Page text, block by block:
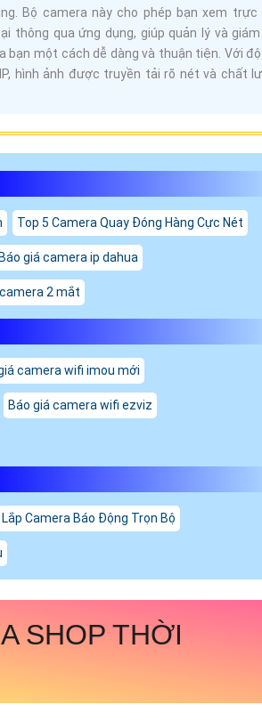
Bộ camera này cho phép bạn xem trực
thông qua ứng dụng, giúp quản lý và
bạn một cách dễ dàng và thuận tiện. Với
hình ảnh được truyền tải rõ nét và chất
Top 5 Camera Quay Đóng Hàng Cực Nét
giá camera ip dahua
2 mắt
camera wifi imou mới
Báo giá camera wifi ezviz
Lắp Camera Báo Động Trọn Bộ
SHOP THỜI